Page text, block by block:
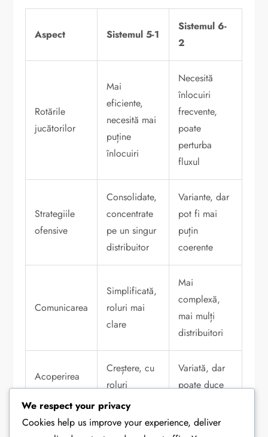
Aspect Sistemul 5-1
Sistemul 6-
2
Rotările
jucătorilor
Mai
eficiente,
necesită mai
puține
înlocuiri
Necesită
înlocuiri
frecvente,
poate
perturba
fluxul
Strategiile
ofensive
Consolidate,
concentrate
pe un singur
distribuitor
Variante, dar
pot fi mai
puțin
coerente
Comunicarea
Simplificată,
roluri mai
clare
Mai
complexă,
mai mulți
distribuitori
Acoperirea
terenului
Creștere, cu
roluri
specializate
Variată, dar
poate duce
We respect your privacy
Cookies help us improve your experience, deliver